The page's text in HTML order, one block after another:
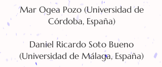
Mar Ogea Pozo (Universidad de
Córdoba, España)
Daniel Ricardo Soto Bueno
(Universidad de Málaga, España)